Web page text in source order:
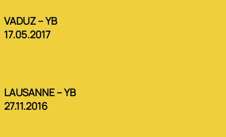
VADUZ – YB
17.05.2017
LAUSANNE – YB
27.11.2016